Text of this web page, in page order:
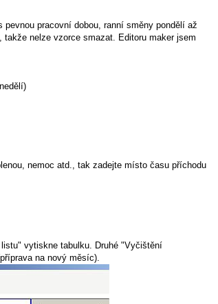
pracovní dobou, ranní směny pondělí až
nelze vzorce smazat. Editoru maker jsem
nemoc atd., tak zadejte místo času příchodu
vytiskne tabulku. Druhé "Vyčištění
na nový měsíc).